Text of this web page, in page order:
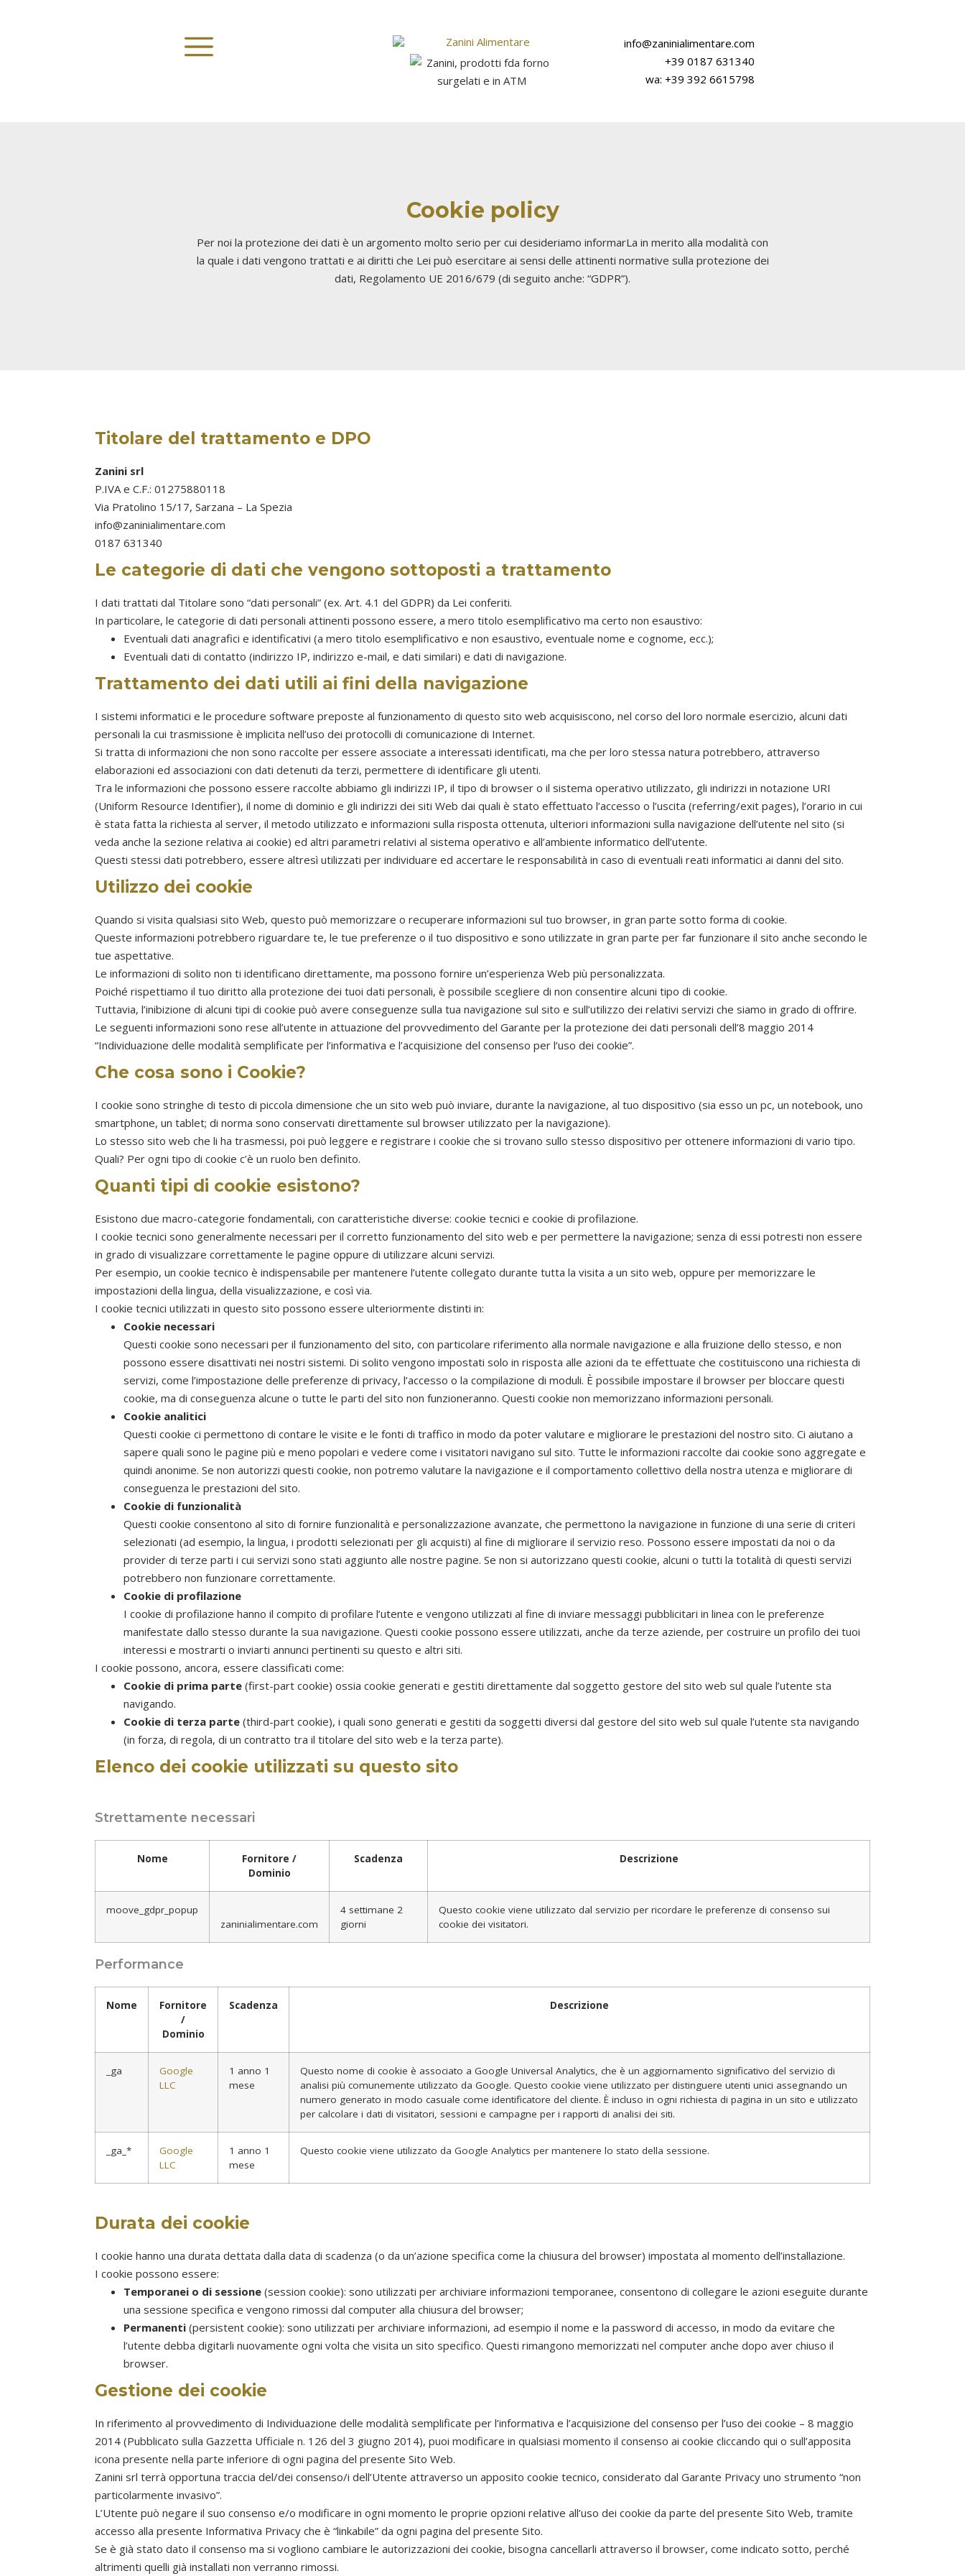
info@zaninialimentare.com
+39 0187 631340
wa: +39 392 6615798
Cookie policy
Per noi la protezione dei dati è un argomento molto serio per cui desideriamo informarLa in merito alla modalità con
la quale i dati vengono trattati e ai diritti che Lei può esercitare ai sensi delle attinenti normative sulla protezione dei
dati, Regolamento UE 2016/679 (di seguito anche: “GDPR”).
Titolare del trattamento e DPO
Zanini srl
P.IVA e C.F.: 01275880118
Via Pratolino 15/17, Sarzana – La Spezia
info@zaninialimentare.com
0187 631340
Le categorie di dati che vengono sottoposti a trattamento
I dati trattati dal Titolare sono “dati personali” (ex. Art. 4.1 del GDPR) da Lei conferiti.
In particolare, le categorie di dati personali attinenti possono essere, a mero titolo esemplificativo ma certo non esaustivo:
Eventuali dati anagrafici e identificativi (a mero titolo esemplificativo e non esaustivo, eventuale nome e cognome, ecc.);
Eventuali dati di contatto (indirizzo IP, indirizzo e-mail, e dati similari) e dati di navigazione.
Trattamento dei dati utili ai fini della navigazione
I sistemi informatici e le procedure software preposte al funzionamento di questo sito web acquisiscono, nel corso del loro normale esercizio, alcuni dati
personali la cui trasmissione è implicita nell’uso dei protocolli di comunicazione di Internet.
Si tratta di informazioni che non sono raccolte per essere associate a interessati identificati, ma che per loro stessa natura potrebbero, attraverso
elaborazioni ed associazioni con dati detenuti da terzi, permettere di identificare gli utenti.
Tra le informazioni che possono essere raccolte abbiamo gli indirizzi IP, il tipo di browser o il sistema operativo utilizzato, gli indirizzi in notazione URI
(Uniform Resource Identifier), il nome di dominio e gli indirizzi dei siti Web dai quali è stato effettuato l’accesso o l’uscita (referring/exit pages), l’orario in cui
è stata fatta la richiesta al server, il metodo utilizzato e informazioni sulla risposta ottenuta, ulteriori informazioni sulla navigazione dell’utente nel sito (si
veda anche la sezione relativa ai cookie) ed altri parametri relativi al sistema operativo e all’ambiente informatico dell’utente.
Questi stessi dati potrebbero, essere altresì utilizzati per individuare ed accertare le responsabilità in caso di eventuali reati informatici ai danni del sito.
Utilizzo dei cookie
Quando si visita qualsiasi sito Web, questo può memorizzare o recuperare informazioni sul tuo browser, in gran parte sotto forma di cookie.
Queste informazioni potrebbero riguardare te, le tue preferenze o il tuo dispositivo e sono utilizzate in gran parte per far funzionare il sito anche secondo le
tue aspettative.
Le informazioni di solito non ti identificano direttamente, ma possono fornire un’esperienza Web più personalizzata.
Poiché rispettiamo il tuo diritto alla protezione dei tuoi dati personali, è possibile scegliere di non consentire alcuni tipo di cookie.
Tuttavia, l’inibizione di alcuni tipi di cookie può avere conseguenze sulla tua navigazione sul sito e sull’utilizzo dei relativi servizi che siamo in grado di offrire.
Le seguenti informazioni sono rese all’utente in attuazione del provvedimento del Garante per la protezione dei dati personali dell’8 maggio 2014
“Individuazione delle modalità semplificate per l’informativa e l’acquisizione del consenso per l’uso dei cookie”.
Che cosa sono i Cookie?
I cookie sono stringhe di testo di piccola dimensione che un sito web può inviare, durante la navigazione, al tuo dispositivo (sia esso un pc, un notebook, uno
smartphone, un tablet; di norma sono conservati direttamente sul browser utilizzato per la navigazione).
Lo stesso sito web che li ha trasmessi, poi può leggere e registrare i cookie che si trovano sullo stesso dispositivo per ottenere informazioni di vario tipo.
Quali? Per ogni tipo di cookie c’è un ruolo ben definito.
Quanti tipi di cookie esistono?
Esistono due macro-categorie fondamentali, con caratteristiche diverse: cookie tecnici e cookie di profilazione.
I cookie tecnici sono generalmente necessari per il corretto funzionamento del sito web e per permettere la navigazione; senza di essi potresti non essere
in grado di visualizzare correttamente le pagine oppure di utilizzare alcuni servizi.
Per esempio, un cookie tecnico è indispensabile per mantenere l’utente collegato durante tutta la visita a un sito web, oppure per memorizzare le
impostazioni della lingua, della visualizzazione, e così via.
I cookie tecnici utilizzati in questo sito possono essere ulteriormente distinti in:
Cookie necessari
Questi cookie sono necessari per il funzionamento del sito, con particolare riferimento alla normale navigazione e alla fruizione dello stesso, e non
possono essere disattivati nei nostri sistemi. Di solito vengono impostati solo in risposta alle azioni da te effettuate che costituiscono una richiesta di
servizi, come l’impostazione delle preferenze di privacy, l’accesso o la compilazione di moduli. È possibile impostare il browser per bloccare questi
cookie, ma di conseguenza alcune o tutte le parti del sito non funzioneranno. Questi cookie non memorizzano informazioni personali.
Cookie analitici
Questi cookie ci permettono di contare le visite e le fonti di traffico in modo da poter valutare e migliorare le prestazioni del nostro sito. Ci aiutano a
sapere quali sono le pagine più e meno popolari e vedere come i visitatori navigano sul sito. Tutte le informazioni raccolte dai cookie sono aggregate e
quindi anonime. Se non autorizzi questi cookie, non potremo valutare la navigazione e il comportamento collettivo della nostra utenza e migliorare di
conseguenza le prestazioni del sito.
Cookie di funzionalità
Questi cookie consentono al sito di fornire funzionalità e personalizzazione avanzate, che permettono la navigazione in funzione di una serie di criteri
selezionati (ad esempio, la lingua, i prodotti selezionati per gli acquisti) al fine di migliorare il servizio reso. Possono essere impostati da noi o da
provider di terze parti i cui servizi sono stati aggiunto alle nostre pagine. Se non si autorizzano questi cookie, alcuni o tutti la totalità di questi servizi
potrebbero non funzionare correttamente.
Cookie di profilazione
I cookie di profilazione hanno il compito di profilare l’utente e vengono utilizzati al fine di inviare messaggi pubblicitari in linea con le preferenze
manifestate dallo stesso durante la sua navigazione. Questi cookie possono essere utilizzati, anche da terze aziende, per costruire un profilo dei tuoi
interessi e mostrarti o inviarti annunci pertinenti su questo e altri siti.
I cookie possono, ancora, essere classificati come:
Cookie di prima parte (first-part cookie) ossia cookie generati e gestiti direttamente dal soggetto gestore del sito web sul quale l’utente sta
navigando.
Cookie di terza parte (third-part cookie), i quali sono generati e gestiti da soggetti diversi dal gestore del sito web sul quale l’utente sta navigando
(in forza, di regola, di un contratto tra il titolare del sito web e la terza parte).
Elenco dei cookie utilizzati su questo sito
Strettamente necessari
Nome
Fornitore /
Dominio
Scadenza Descrizione
moove_gdpr_popup
zaninialimentare.com
4 settimane 2
giorni
Questo cookie viene utilizzato dal servizio per ricordare le preferenze di consenso sui
cookie dei visitatori.
Performance
Nome
Fornitore
/
Dominio
Scadenza Descrizione
_ga
Google
LLC
1 anno 1
mese
Questo nome di cookie è associato a Google Universal Analytics, che è un aggiornamento significativo del servizio di
analisi più comunemente utilizzato da Google. Questo cookie viene utilizzato per distinguere utenti unici assegnando un
numero generato in modo casuale come identificatore del cliente. È incluso in ogni richiesta di pagina in un sito e utilizzato
per calcolare i dati di visitatori, sessioni e campagne per i rapporti di analisi dei siti.
_ga_*
Google
LLC
1 anno 1
mese
Questo cookie viene utilizzato da Google Analytics per mantenere lo stato della sessione.
Durata dei cookie
I cookie hanno una durata dettata dalla data di scadenza (o da un’azione specifica come la chiusura del browser) impostata al momento dell’installazione.
I cookie possono essere:
Temporanei o di sessione (session cookie): sono utilizzati per archiviare informazioni temporanee, consentono di collegare le azioni eseguite durante
una sessione specifica e vengono rimossi dal computer alla chiusura del browser;
Permanenti (persistent cookie): sono utilizzati per archiviare informazioni, ad esempio il nome e la password di accesso, in modo da evitare che
l’utente debba digitarli nuovamente ogni volta che visita un sito specifico. Questi rimangono memorizzati nel computer anche dopo aver chiuso il
browser.
Gestione dei cookie
In riferimento al provvedimento di Individuazione delle modalità semplificate per l’informativa e l’acquisizione del consenso per l’uso dei cookie – 8 maggio
2014 (Pubblicato sulla Gazzetta Ufficiale n. 126 del 3 giugno 2014), puoi modificare in qualsiasi momento il consenso ai cookie cliccando qui o sull’apposita
icona presente nella parte inferiore di ogni pagina del presente Sito Web.
Zanini srl terrà opportuna traccia del/dei consenso/i dell’Utente attraverso un apposito cookie tecnico, considerato dal Garante Privacy uno strumento “non
particolarmente invasivo”.
L’Utente può negare il suo consenso e/o modificare in ogni momento le proprie opzioni relative all’uso dei cookie da parte del presente Sito Web, tramite
accesso alla presente Informativa Privacy che è “linkabile” da ogni pagina del presente Sito.
Se è già stato dato il consenso ma si vogliono cambiare le autorizzazioni dei cookie, bisogna cancellarli attraverso il browser, come indicato sotto, perché
altrimenti quelli già installati non verranno rimossi.